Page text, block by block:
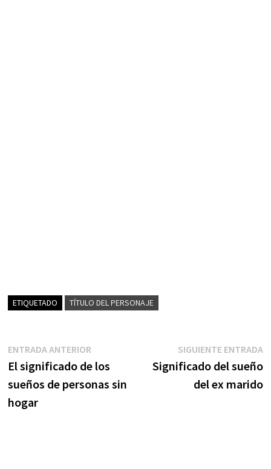
ETIQUETADO TÍTULO DEL PERSONAJE
Navegación
de
entradas
ENTRADA ANTERIOREntrada
anterior:
El significado de los
sueños de personas sin
hogar
SIGUIENTE ENTRADA
Significado del sueño
del ex marido